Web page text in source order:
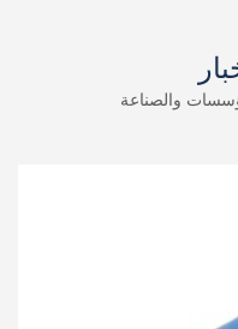
والصناعة